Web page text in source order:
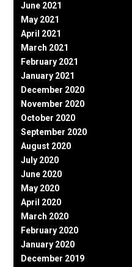
June 2021
May 2021
April 2021
March 2021
February 2021
January 2021
December 2020
November 2020
October 2020
September 2020
August 2020
July 2020
June 2020
May 2020
April 2020
March 2020
February 2020
January 2020
December 2019